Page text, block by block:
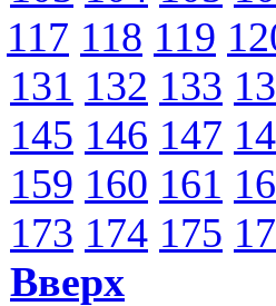
117 118 119
131 132 133
145 146 147
159 160 161
173 174 175
Вверх